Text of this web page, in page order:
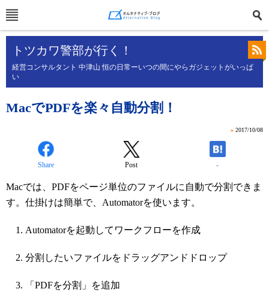
トツカワ警部が行く！
経営コンサルタント 中津山 恒の日常ーいつの間にやらガジェットがいっぱ
い
MacでPDFを楽々自動分割！
» 2017/10/08
Share Post -
Macでは、PDFをページ単位のファイルに自動で分割できま
す。仕掛けは簡単で、Automatorを使います。
Automatorを起動してワークフローを作成
分割したいファイルをドラッグアンドドロップ
「PDFを分割」を追加